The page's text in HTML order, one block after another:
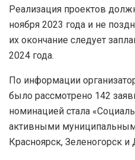
Реализация проектов
ноября 2023 года и не
их окончание следует
2024 года.
По информации
было рассмотрено 142
номинацией стала
активными
Красноярск, Зеленогорск